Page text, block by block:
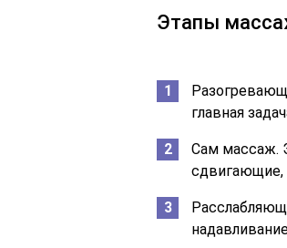
Этапы
главная
Сам массаж.
сдвигающие,